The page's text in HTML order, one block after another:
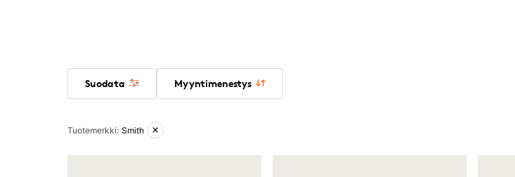
Suodata Myyntimenestys
Aktiiviset suodattimet
Tuotemerkki: Smith